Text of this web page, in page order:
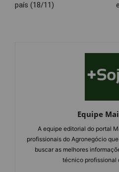
país (18/11)
Equipe
A equipe editorial do portal
profissionais do Agronegócio
buscar as melhores
técnico profissional